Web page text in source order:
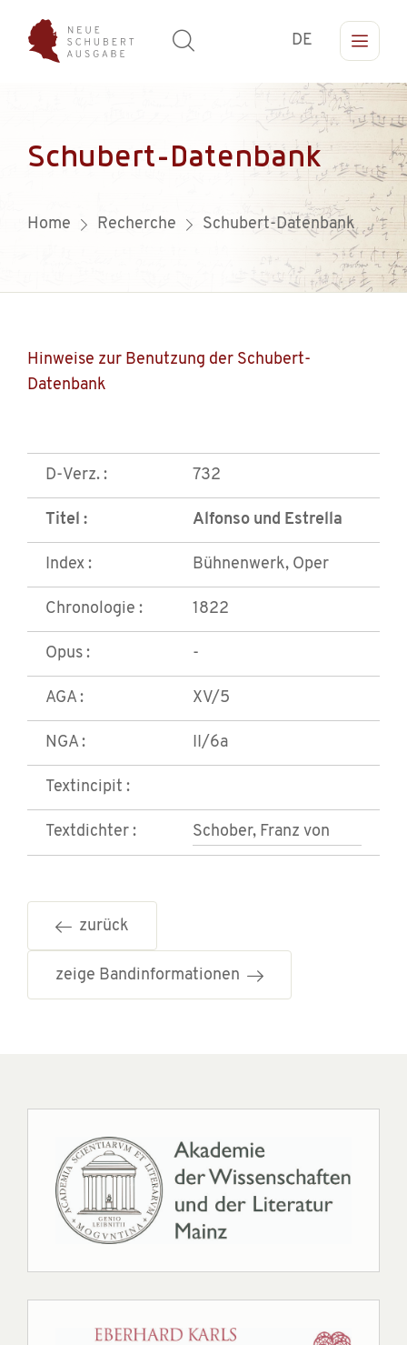
DE
Schubert-Datenbank
Home Recherche Schubert-Datenbank
Hinweise zur Benutzung der Schubert-
Datenbank
D-Verz. : 732
Titel : Alfonso und Estrella
Index : Bühnenwerk, Oper
Chronologie : 1822
Opus : -
AGA : XV/5
NGA : II/6a
Textincipit :
Textdichter : Schober, Franz von
zurück
zeige Bandinformationen